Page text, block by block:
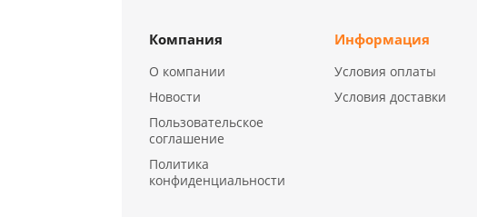
Компания
О компании
Новости
Пользовательское
соглашение
Политика
конфиденциальности
Информация
Условия оплаты
Условия доставки